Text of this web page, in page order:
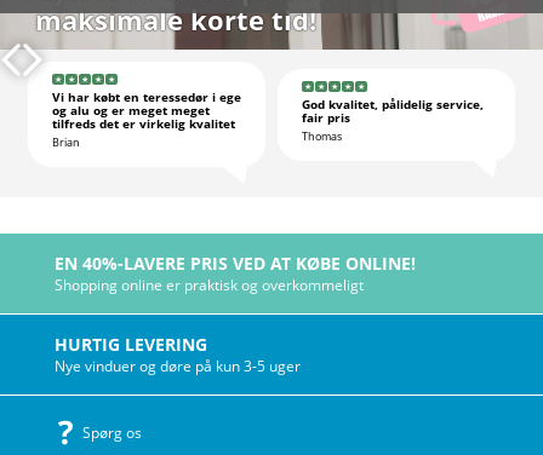
maksimale korte tid!
★ ★ ★ ★ ★
Vi har købt en teressedør i ege
og alu og er meget meget
tilfreds det er virkelig kvalitet
Brian
★ ★ ★ ★ ★
God kvalitet, pålidelig service,
fair pris
Thomas
EN 40%-LAVERE PRIS VED AT KØBE ONLINE!
Shopping online er praktisk og overkommeligt
HURTIG LEVERING
Nye vinduer og døre på kun 3-5 uger
Spørg os